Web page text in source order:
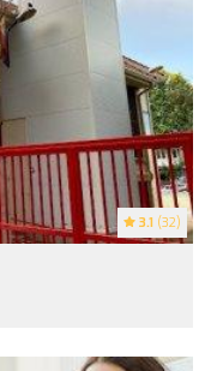
3.1 (32)